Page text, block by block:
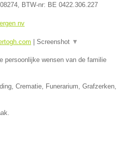
, BTW-nr: BE 0422.306.227
nv
Screenshot ▼
persoonlijke wensen van de familie
Crematie, Funerarium, Grafzerken,